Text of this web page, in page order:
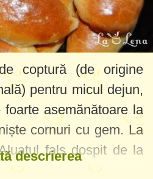
coptură (de origine
pentru micul dejun,
asemănătoare la
cornuri cu gem. La
fals dospit de la
l-am descoperit
descrierea